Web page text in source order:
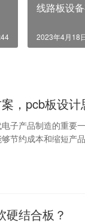
线路板设
2023年4月18
，pcb板设计
子产品制造的重要
节约成本和缩短产
硬结合板？